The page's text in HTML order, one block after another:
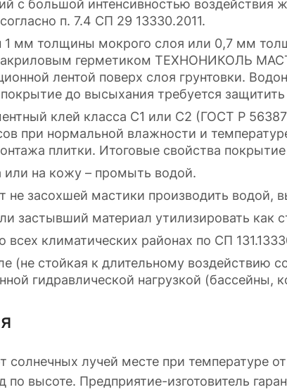
с большой интенсивностью
п. 7.4 СП 29 13330.2011.
1 мм толщины мокрого слоя или 0,7 мм
герметиком ТЕХНОНИКОЛЬ
лентой поверх слоя грунтовки.
до высыхания требуется защитить
клей класса С1 или С2 (ГОСТ Р
при нормальной влажности и
плитки. Итоговые свойства
или на кожу – промыть водой.
не засохшей мастики производить водой,
застывший материал утилизировать как
климатических районах по СП
(не стойкая к длительному воздействию
гидравлической нагрузкой
солнечных лучей месте при температуре
по высоте. Предприятие-изготовитель